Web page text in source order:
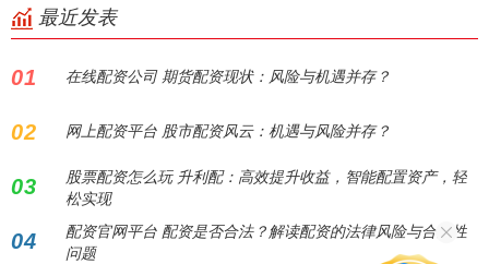
最近发表
01 在线配资公司 期货配资现状：风险与机遇并存？
02 网上配资平台 股市配资风云：机遇与风险并存？
03
股票配资怎么玩 升利配：高效提升收益，智能配置资产，轻
松实现
04
配资官网平台 配资是否合法？解读配资的法律风险与合规性
问题